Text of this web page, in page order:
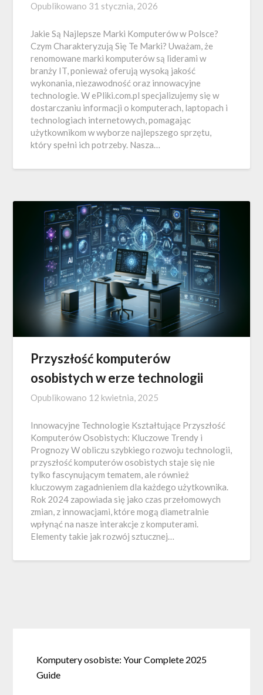
Opublikowano 31 stycznia, 2026
Jakie Są Najlepsze Marki Komputerów w Polsce?
Czym Charakteryzują Się Te Marki? Uważam, że
renomowane marki komputerów są liderami w
branży IT, ponieważ oferują wysoką jakość
wykonania, niezawodność oraz innowacyjne
technologie. W ePliki.com.pl specjalizujemy się w
dostarczaniu informacji o komputerach, laptopach i
technologiach internetowych, pomagając
użytkownikom w wyborze najlepszego sprzętu,
który spełni ich potrzeby. Nasza…
Przyszłość komputerów
osobistych w erze technologii
Opublikowano 12 kwietnia, 2025
Innowacyjne Technologie Kształtujące Przyszłość
Komputerów Osobistych: Kluczowe Trendy i
Prognozy W obliczu szybkiego rozwoju technologii,
przyszłość komputerów osobistych staje się nie
tylko fascynującym tematem, ale również
kluczowym zagadnieniem dla każdego użytkownika.
Rok 2024 zapowiada się jako czas przełomowych
zmian, z innowacjami, które mogą diametralnie
wpłynąć na nasze interakcje z komputerami.
Elementy takie jak rozwój sztucznej…
Komputery osobiste: Your Complete 2025
Guide